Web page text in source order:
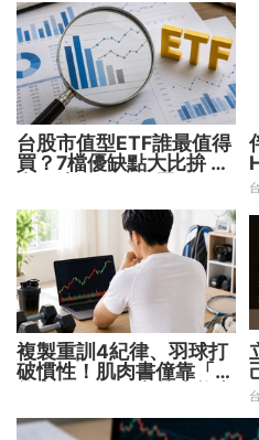
台股市值型ETF誰最值得
買？7檔優缺點大比拚 找
複製重訓4紀律、羽球打
破慣性！肌肉書僮靠「動